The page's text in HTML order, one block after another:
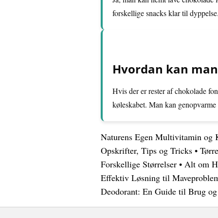
forskellige snacks klar til
Hvordan kan
Hvis der er rester af chokolade
køleskabet. Man kan
Naturens Egen Multivitamin og
Opskrifter, Tips og Tricks •
Forskellige Størrelser • Alt om
Effektiv Løsning til
Deodorant: En Guide til Brug